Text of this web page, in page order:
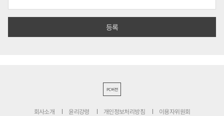
PC버전
회사소개 윤리강령 개인정보처리방침 이용자위원회